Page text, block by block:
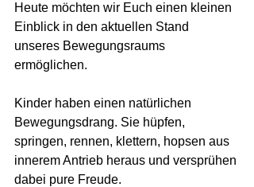
Heute möchten wir Euch einen kleinen
Einblick in den aktuellen Stand
unseres Bewegungsraums
ermöglichen.
Kinder haben einen natürlichen
Bewegungsdrang. Sie hüpfen,
springen, rennen, klettern, hopsen aus
innerem Antrieb heraus und versprühen
dabei pure Freude.